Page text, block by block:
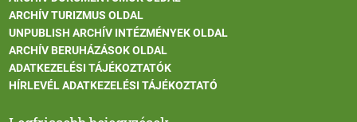
ARCHÍV TURIZMUS OLDAL
UNPUBLISH ARCHÍV INTÉZMÉNYEK OLDAL
ARCHÍV BERUHÁZÁSOK OLDAL
ADATKEZELÉSI TÁJÉKOZTATÓK
HÍRLEVÉL ADATKEZELÉSI TÁJÉKOZTATÓ